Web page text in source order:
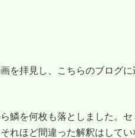
を拝見し、こちらのブログ
鱗を何枚も落としました。セ
れほど間違った解釈はして